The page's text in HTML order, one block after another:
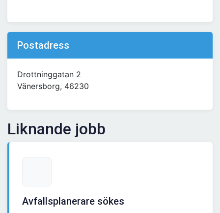
Postadress
Drottninggatan 2
Vänersborg, 46230
Liknande jobb
Avfallsplanerare sökes